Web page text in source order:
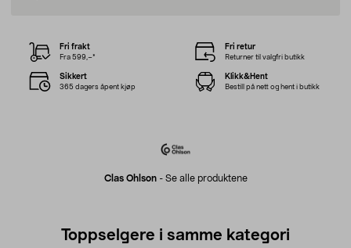
Clas Ohlson- Se alle produktene
Fri frakt
Fra 599,–*
Fri retur
Returner til valgfri butikk
Sikkert
365 dagers åpent kjøp
Klikk&Hent
Bestill på nett og hent i butikk
Toppselgere i samme kategori